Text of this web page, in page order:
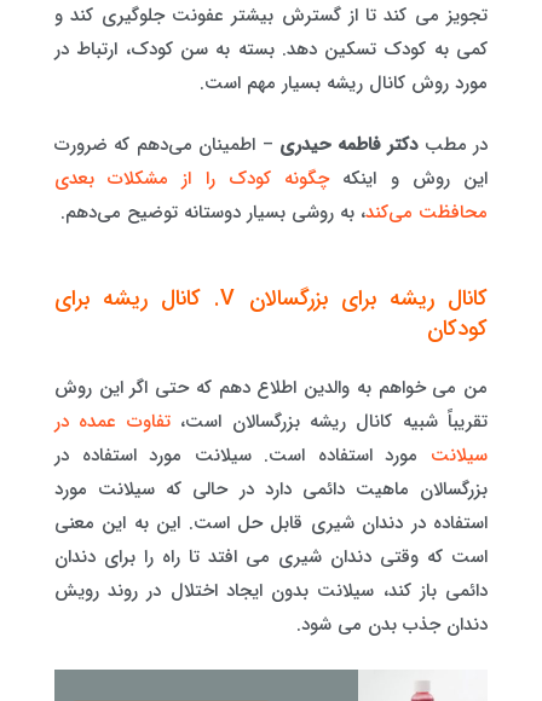
تجویز می کند تا از گسترش بیشتر عفونت جلوگیری کند و
کمی به کودک تسکین دهد. بسته به سن کودک، ارتباط در
مورد روش کانال ریشه بسیار مهم است.
در مطبدکتر فاطمه حیدری – اطمینان می‌دهم که ضرورت
این روش و اینکهچگونه کودک را از مشکلات بعدی
محافظت می‌کند، به روشی بسیار دوستانه توضیح می‌دهم.
کانال ریشه برای بزرگسالان V. کانال ریشه برای
کودکان
من می خواهم به والدین اطلاع دهم که حتی اگر این روش
تقریباً شبیه کانال ریشه بزرگسالان است، تفاوت عمده در
سیلانت مورد استفاده است. سیلانت مورد استفاده در
بزرگسالان ماهیت دائمی دارد در حالی که سیلانت مورد
استفاده در دندان شیری قابل حل است. این به این معنی
است که وقتی دندان شیری می افتد تا راه را برای دندان
دائمی باز کند، سیلانت بدون ایجاد اختلال در روند رویش
دندان جذب بدن می شود.